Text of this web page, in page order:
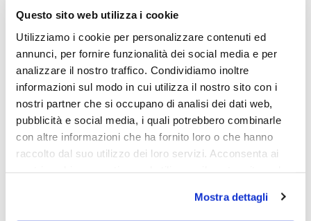
Questo sito web utilizza i cookie
Utilizziamo i cookie per personalizzare contenuti ed
annunci, per fornire funzionalità dei social media e per
analizzare il nostro traffico. Condividiamo inoltre
informazioni sul modo in cui utilizza il nostro sito con i
nostri partner che si occupano di analisi dei dati web,
pubblicità e social media, i quali potrebbero combinarle
con altre informazioni che ha fornito loro o che hanno
raccolto dal suo utilizzo dei loro servizi. Acconsenta ai
Mostra dettagli
OCCHIALI DA SOLE
OCCHIALE DA SOLE TOM
FORD FT0582 50 52J –
OCCHIALI DA SOLE
OCCHIALE DA SOLE TOM
FORD FT0582 50 45P –
grad
290,00€ 217,00